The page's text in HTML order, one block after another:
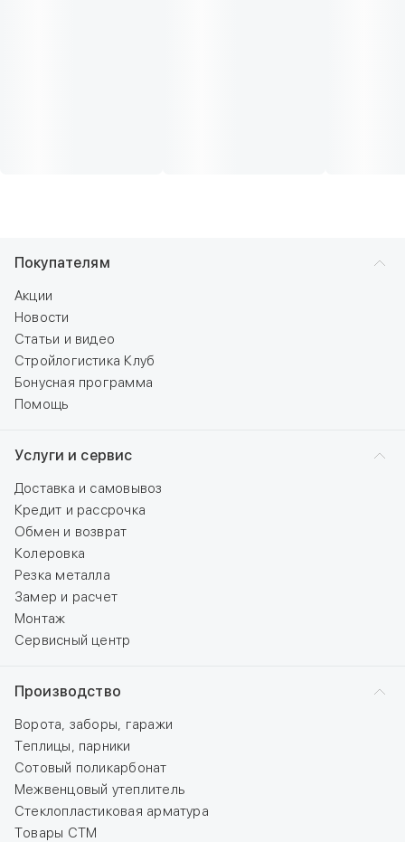
Покупателям
Акции
Новости
Статьи и видео
Стройлогистика Клуб
Бонусная программа
Помощь
Услуги и сервис
Доставка и самовывоз
Кредит и рассрочка
Обмен и возврат
Колеровка
Резка металла
Замер и расчет
Монтаж
Сервисный центр
Производство
Ворота, заборы, гаражи
Теплицы, парники
Сотовый поликарбонат
Межвенцовый утеплитель
Стеклопластиковая арматура
Товары СТМ